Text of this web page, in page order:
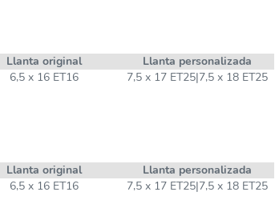
Llanta original
Llanta personalizada
6,5 x 16 ET16 7,5 x 17 ET25|7,5 x 18 ET25
Llanta original
Llanta personalizada
6,5 x 16 ET16 7,5 x 17 ET25|7,5 x 18 ET25